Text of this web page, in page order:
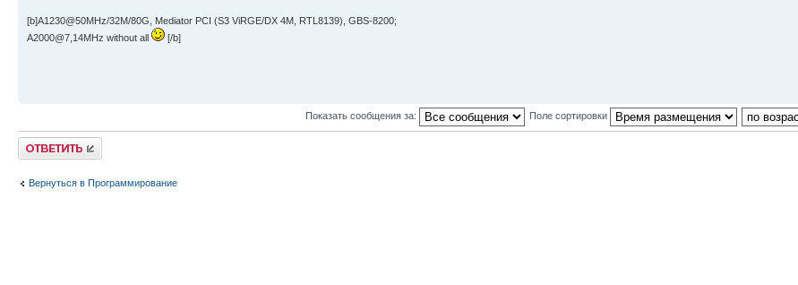
[b]A1230@50MHz/32M/80G, Mediator PCI (S3 ViRGE/DX 4M, RTL8139), GBS-8200;
A2000@7,14MHz without all
[/b]
Показать сообщения за: Поле сортировки
Ответить
Вернуться в Программирование